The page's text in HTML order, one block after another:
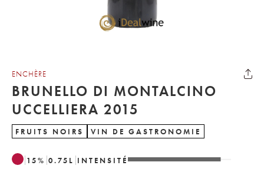
ENCHÈRE
BRUNELLO DI MONTALCINO
UCCELLIERA 2015
FRUITS NOIRS VIN DE GASTRONOMIE
15% 0.75 L INTENSITÉ